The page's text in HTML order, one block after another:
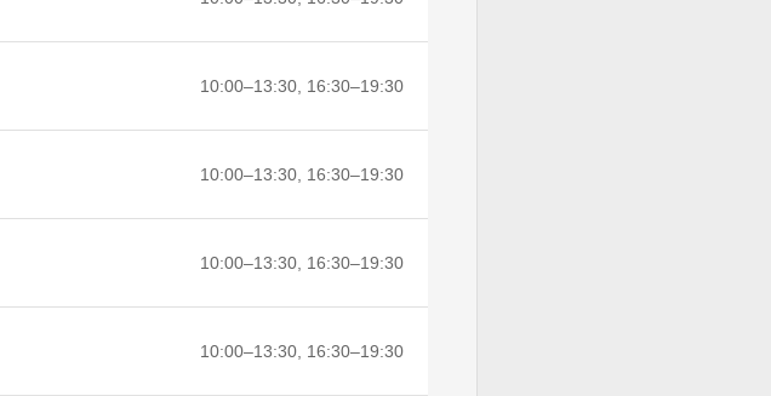
10:00–13:30, 16:30–19:30
10:00–13:30, 16:30–19:30
10:00–13:30, 16:30–19:30
10:00–13:30, 16:30–19:30